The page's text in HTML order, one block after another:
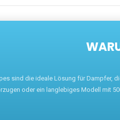
sind die ideale Lösung für Dampfer,
oder ein langlebiges Modell mit